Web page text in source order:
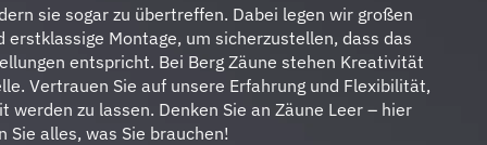
sie sogar zu übertreffen. Dabei legen wir großen
erstklassige Montage, um sicherzustellen, dass das
entspricht. Bei Berg Zäune stehen Kreativität
Vertrauen Sie auf unsere Erfahrung und Flexibilität,
werden zu lassen. Denken Sie an Zäune Leer – hier
Sie alles, was Sie brauchen!